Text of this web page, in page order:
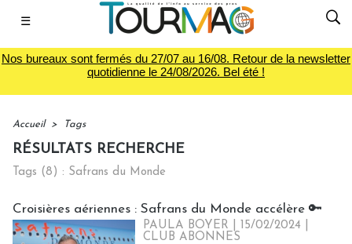
☰
Nos bureaux sont fermés du 27/07 au 16/08. Retour de la newsletter
quotidienne le 24/08/2026. Bel été !
Accueil > Tags
RÉSULTATS RECHERCHE
Tags (8) : Safrans du Monde
Croisières aériennes : Safrans du Monde accélère 🔑
PAULA BOYER | 15/02/2024
CLUB ABONNES